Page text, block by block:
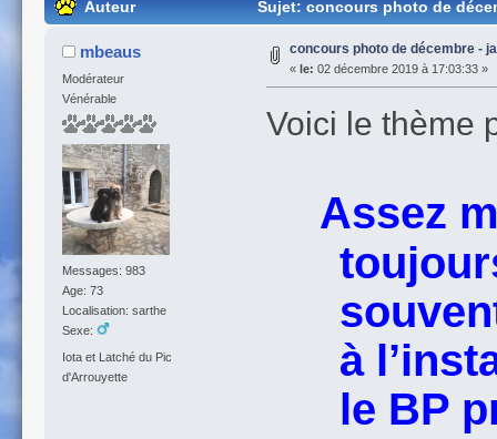
Auteur Sujet: concours photo de
mbeaus
Modérateur
Vénérable
Messages: 983
Age: 73
Localisation: sarthe
Sexe:
Iota et Latché du Pic
d'Arrouyette
concours photo de décembre -
« le: 02 décembre 2019 à 17:03:33 »
Voici le thème
Assez
souvent
à
le BP